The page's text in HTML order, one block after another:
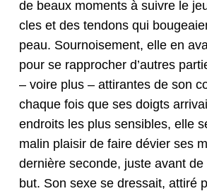
de beaux moments à suiv­re le
cles et des ten­dons qui
peau. Sournoise­ment, elle en
pour se rap­procher d’autres
– voire plus – atti­rantes de son
chaque fois que ses doigts
endroits les plus sen­si­bles, elle
malin plaisir de faire dévi­er ses
dernière sec­onde, juste avant de
but. Son sexe se dres­sait, attiré